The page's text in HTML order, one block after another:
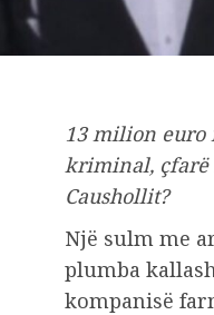
13 milion euro
kriminal, çfarë
Caushollit?
Një sulm me
plumba
kompanisë